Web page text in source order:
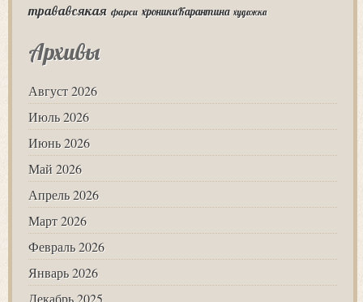
трававсякая фарси хроникиКарантина художка
Архивы
Август 2026
Июль 2026
Июнь 2026
Май 2026
Апрель 2026
Март 2026
Февраль 2026
Январь 2026